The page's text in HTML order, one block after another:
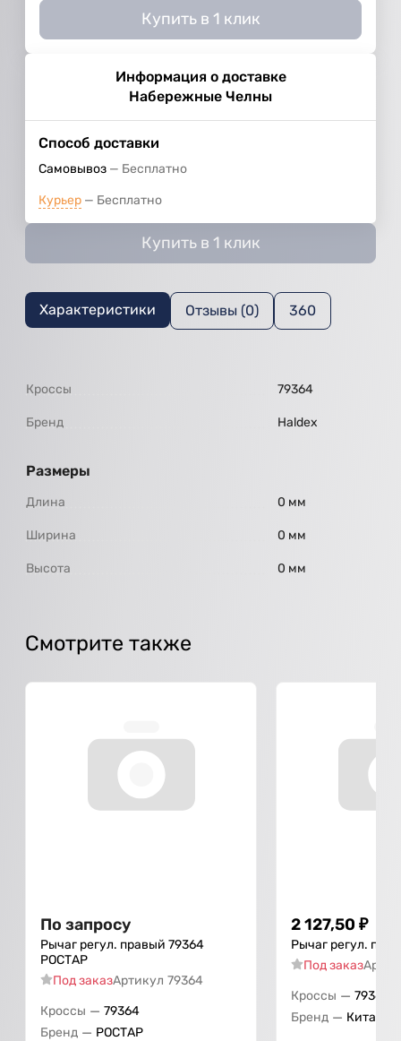
Купить в 1 клик
Информация о доставке
Набережные Челны
Способ доставки
Самовывоз Бесплатно
Курьер Бесплатно
Купить в 1 клик
Характеристики Отзывы (0) 360
Кроссы 79364
Бренд Haldex
Размеры
Длина 0 мм
Ширина 0 мм
Высота 0 мм
Смотрите также
По запросу
Рычаг регул. правый 79364
РОСТАР
Под заказАртикул 79364
Кроссы — 79364
Бренд — РОСТАР
2 127,50 ₽
Рычаг регул.
Под заказ
Кроссы — 79364
Бренд — Китай